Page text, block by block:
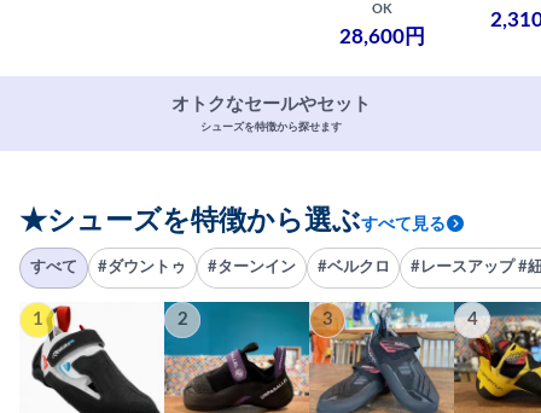
OK
28,600円
オトクなセールやセット
シューズを特徴から探せます
★シューズを特徴から選ぶすべて見る
すべて #ダウントゥ #ターンイン #ベルクロ #レースアップ #
1 2 3 4